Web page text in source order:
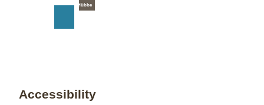
© Staatsbad Bad Oeynhausen / P. Hübbe
Accessibility